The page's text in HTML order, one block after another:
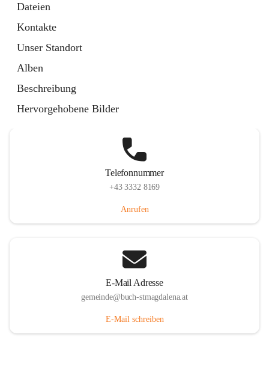
Dateien
Kontakte
Unser Standort
Alben
Beschreibung
Hervorgehobene Bilder
Telefonnummer
+43 3332 8169
Anrufen
E-Mail Adresse
gemeinde@buch-stmagdalena.at
E-Mail schreiben